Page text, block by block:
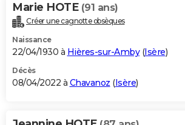
Marie HOTE (91 ans)
Créer une cagnotte obsèques
Naissance
22/04/1930 à Hières-sur-Amby(Isère)
Décès
08/04/2022 à Chavanoz (Isère)